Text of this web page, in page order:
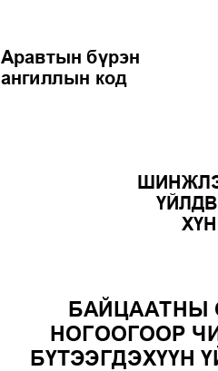
Аравтын бүрэн
ангиллын код
БАЙЦААТНЫ
НОГООГООР
БҮТЭЭГДЭХҮҮН